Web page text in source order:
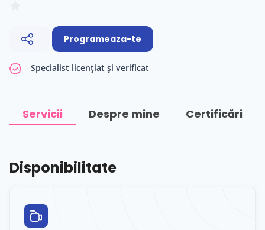
Programeaza-te
Specialist licențiat și verificat
Servicii Despre mine Certificări
Disponibilitate